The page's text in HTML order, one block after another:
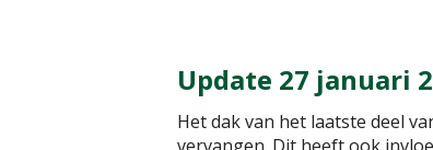
Update 27 januari
Het dak van het laatste deel